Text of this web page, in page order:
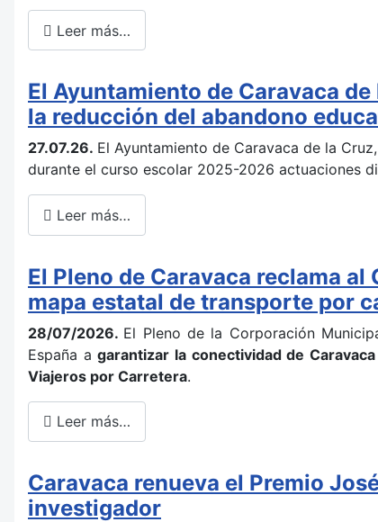
Leer más…
El Ayuntamiento de Caravaca
la reducción del abandono
27.07.26. El Ayuntamiento de Caravaca de la
durante el curso escolar 2025-2026 actuaciones
Leer más…
El Pleno de Caravaca reclama
mapa estatal de transporte por
28/07/2026. El Pleno de la Corporación
España agarantizar la conectividad de
Viajeros por Carretera.
Leer más…
Caravaca renueva el Premio
investigador